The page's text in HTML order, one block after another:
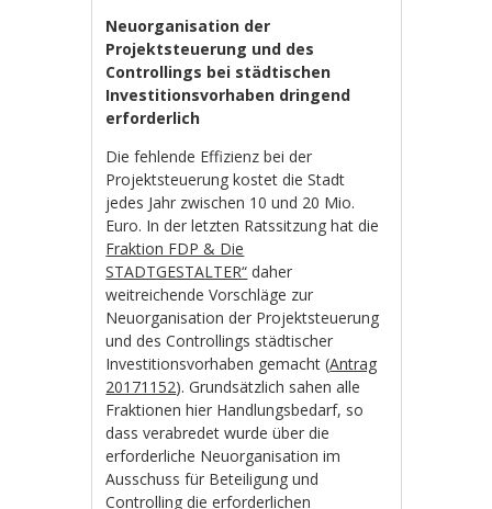
Neuorganisation der
Projektsteuerung und des
Controllings bei städtischen
Investitionsvorhaben dringend
erforderlich
Die fehlende Effizienz bei der
Projektsteuerung kostet die Stadt
jedes Jahr zwischen 10 und 20 Mio.
Euro. In der letzten Ratssitzung hat die
Fraktion FDP & Die
STADTGESTALTER“ daher
weitreichende Vorschläge zur
Neuorganisation der Projektsteuerung
und des Controllings städtischer
Investitionsvorhaben gemacht (Antrag
20171152). Grundsätzlich sahen alle
Fraktionen hier Handlungsbedarf, so
dass verabredet wurde über die
erforderliche Neuorganisation im
Ausschuss für Beteiligung und
Controlling die erforderlichen